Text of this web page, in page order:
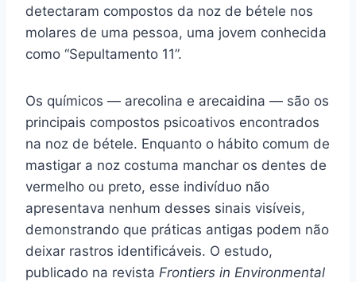
detectaram compostos da noz de bétele nos
molares de uma pessoa, uma jovem conhecida
como “Sepultamento 11”.
Os químicos — arecolina e arecaidina — são os
principais compostos psicoativos encontrados
na noz de bétele. Enquanto o hábito comum de
mastigar a noz costuma manchar os dentes de
vermelho ou preto, esse indivíduo não
apresentava nenhum desses sinais visíveis,
demonstrando que práticas antigas podem não
deixar rastros identificáveis. O estudo,
publicado na revista Frontiers in Environmental